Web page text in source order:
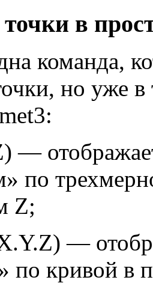
в
команда,
но уже
—
по
Z;
—
по кривой в